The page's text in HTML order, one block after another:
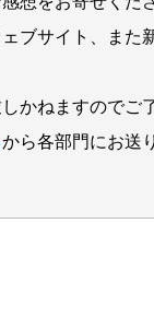
ブサイト、また
かねますのでご
から各部門にお送